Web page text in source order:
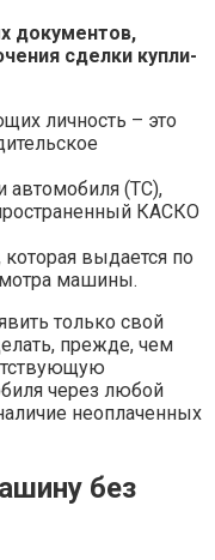
документов,
сделки купли-
личность – это
автомобиля (ТС),
КАСКО
выдается по
машины.
только свой
прежде, чем
через любой
неоплаченных
без